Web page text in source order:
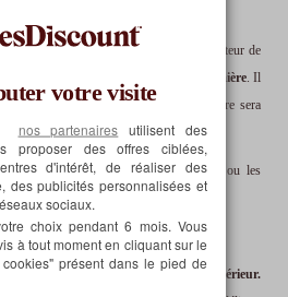
horizontales régulières sur toute la hauteur de
ou moins votre fenêtre pour
doser la lumière. Il
et coloris. Selon le modèle, votre store sera
occultant.
adapté pour les cuisines, les bureaux ou les
chaînette, d'un cordon ou d'un moteur.
solution idéale pourrevivifier votre intérieur.
votre visite
nos partenaires utilisent des
proposer des offres ciblées,
d'intérêt, de réaliser des
des publicités personnalisées et
sociaux.
choix pendant 6 mois. Vous
à tout moment en cliquant sur le
présent dans le pied de